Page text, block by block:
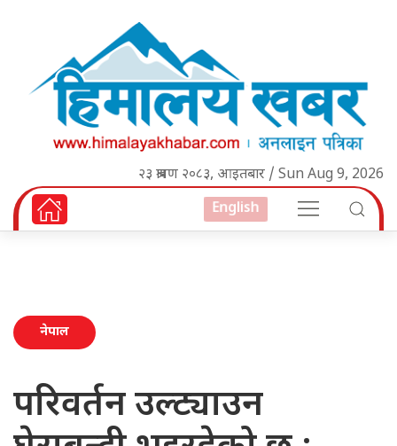
२३ श्रावण २०८३, आइतबार / Sun Aug 9, 2026
English
नेपाल
परिवर्तन उल्ट्याउन